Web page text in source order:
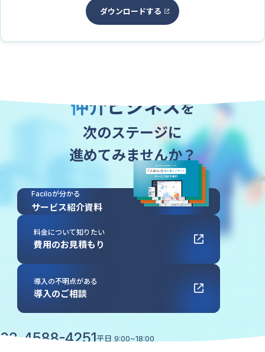
ダウンロードする
仲介ビジネスを
次のステージに
進めてみませんか？
Faciloが分かる
サービス紹介資料
料金について知りたい
費用のお見積もり
導入の不明点がある
導入のご相談
03-4588-4251平日 9:00~18:00